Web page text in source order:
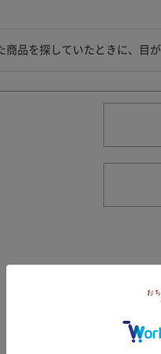
商品を探していたときに、目